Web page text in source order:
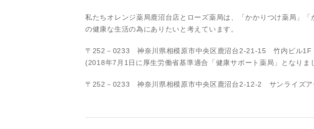
私たちオレンジ薬局鹿沼台店とローズ薬局は、「かかりつけ薬局」
の健康な生活の為にありたいと考えています。
〒252－0233 神奈川県相模原市中央区鹿沼台2‐21‐15 竹内ビル
(2018年7月1日に厚生労働省基準適合「健康サポート薬局」となりま
〒252－0233 神奈川県相模原市中央区鹿沼台2‐12‐2 サンライズ